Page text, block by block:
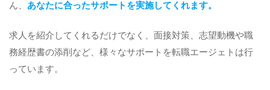
ん、 あなたに合ったサポートを実施してくれます。
求人を紹介してくれるだけでなく、面接対策、志望動機や職
務経歴書の添削など、様々なサポートを転職エージェトは行
っています。